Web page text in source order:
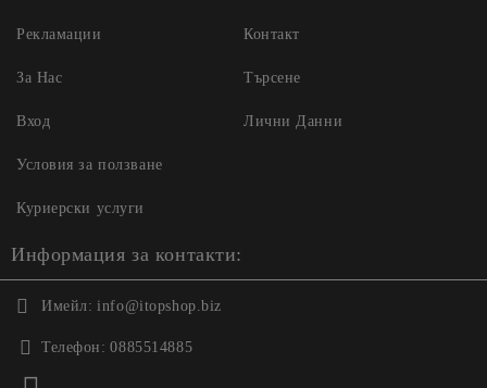
Рекламации
За Нас
Вход
Контакт
Търсене
Лични Данни
Условия за ползване
Куриерски услуги
Информация за контакти:
Имейл: info@itopshop.biz
Телефон: 0885514885